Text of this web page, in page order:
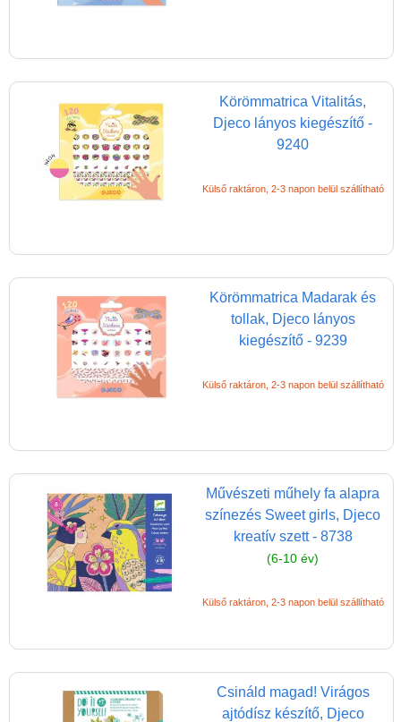
Körömmatrica Vitalitás,
Djeco lányos kiegészítő -
9240
Külső raktáron, 2-3 napon belül szállítható
Körömmatrica Madarak és
tollak, Djeco lányos
kiegészítő - 9239
Külső raktáron, 2-3 napon belül szállítható
Művészeti műhely fa alapra
színezés Sweet girls, Djeco
kreatív szett - 8738
(6-10 év)
Külső raktáron, 2-3 napon belül szállítható
Csináld magad! Virágos
ajtódísz készítő, Djeco